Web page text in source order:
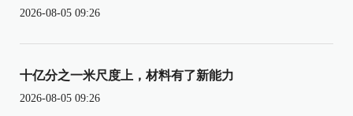
2026-08-05 09:26
十亿分之一米尺度上，材料有了新能力
2026-08-05 09:26